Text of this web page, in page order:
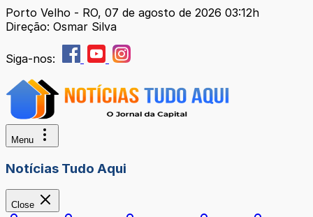
Porto Velho - RO, 07 de agosto de 2026 03:12h
Direção: Osmar Silva
Siga-nos:
Menu
Notícias Tudo Aqui
Close